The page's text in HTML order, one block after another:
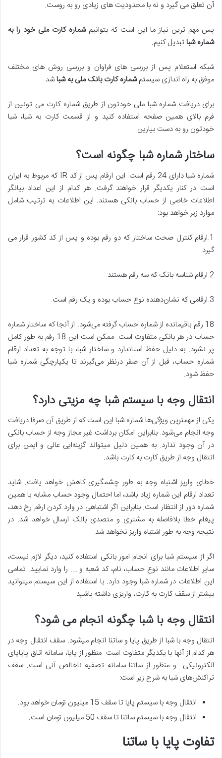
آن تعلق می گیرد و نه با محدودیت های زیادی رو به روست.
پس مهم ترین نیاز ما این است که بتوانیمشماره کارت ملی خود را به
شماره شبا تبدیل کنیم.
شبکه استعلام پس از بررسی های فراوان و بررسی روش های مختلف
موفق به راه اندازی سیستمشماره کارت بانک ملی به شباشد
برای دریافت شماره شبا ملی خودتون از طریق شماره کارت می تونین از
فرم بالای همین صفحه استفاده کنید و از قسمت کارت به شبا، شبا
خودتون رو به دست بیارین
ساختار شماره شبا چگونه است؟
شماره شبا دارای 24 رقم است. این ارقام پس از کد IR که مربوط به ایران
است در کنار یکدیگر قرار خواهند گرفت. هر کدام از این اعداد بیانگر
اطلاعات خاصی از حساب بانکی هستند. این اطلاعات به ترتیب شامل
موارد زیر خواهد بود:
1.ارقام کنترل صحت ساختار که دو رقم بوده و پس از کد کشور قرار می
گیرد
2.ارقام شناسه بانک که سه رقم هستند.
3.ارقامی که نشان‌دهنده نوع حساب بوده و یک رقم است.
18 رقم باقیمانده از شماره حساب گرفته می‌شود. از آنجا که ساختار شماره
حساب در هر بانکی متفاوت است. ممکن است این 18 رقم به طور کامل
پر نشود. به دلیل حفظ استاندارد و ساختار شبا، با توجه به تعداد ارقام
شماره حساب، قبل از آن صفر درنظر می‌گیرند تا یکپارچگی شماره شبا
حفظ شود.
انتقال وجه با سیستم شبا چه مزیتی دارد؟
یکی از مهمترین ویژگی‌ها شماره شبا این است که از طریق آن صرفا دریافت
وجه انجام می‌شود. بنابراین امکان برداشت غیر مجاز وجه از حساب بانکی
در آن وجود ندارد. به همین دلیل میتواند گزینه‌ایی عالی و ایمن برای
انتقال وجه از طریق کارت به کارت باشد.
خطای واریز اشتباه وجه به طور چشمگیری کاهش خواهد یافت. شاید
تعداد ارقام این شماره زیاد باشد، اما احتمال وجود حساب مشابه با همین
شماره دور از انتظار است. بنابراین اگر اشتباهی در وارد کردن ارقم رخ دهد،
پیغام خطا بلافاصله به مشتری و متصدی بانک ارسال خواهد شد. در
نتیجه وجه به طور اشتباه واریز نخواهد شد.
اگر از سیستم شبا برای انجام امور بانکی استفاده کنید، دیگر لازم نیست،
سایر اطلاعات مانند نوع حساب، نام، کد شعبه و …. را وارد نمایید. تمامی
این اطلاعات در شماره شبا وجود دارد. با استفاده از این سیستم میتوانید
بیشتر از سقف کارت به کارت، واریزی داشته باشید.
انتقال وجه با شبا چگونه انجام می شود؟
انتقال وجه با شبا از طریق پایا و ساتنا انجام میشود. سقف انتقال وجه در
هر کدام از آنها با یکدیگر متفاوت است. منظور از پایا، سامانه اتاق پایاپای
الکترونیکی و منظور از ساتنا سامانه تصفیه ناخالص آنی است. سقف
تراکنش‌های شبا به شرح زیر است:
انتقال وجه با سیستم پایا تا سقف 15 میلیون تومان خواهد بود.
انتقال وجه با سیستم ساتنا تا سقف 50 میلیون تومان است.
تفاوت پایا با ساتنا